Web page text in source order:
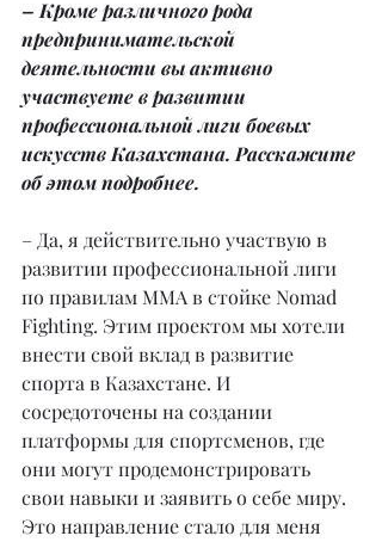
– Кроме различного рода
предпринимательской
деятельности вы активно
участвуете в развитии
профессиональной лиги боевых
искусств Казахстана. Расскажите
об этом подробнее.
– Да, я действительно участвую в
развитии профессиональной лиги
по правилам MMA в стойке Nomad
Fighting. Этим проектом мы хотели
внести свой вклад в развитие
спорта в Казахстане. И
сосредоточены на создании
платформы для спортсменов, где
они могут продемонстрировать
свои навыки и заявить о себе миру.
Это направление стало для меня